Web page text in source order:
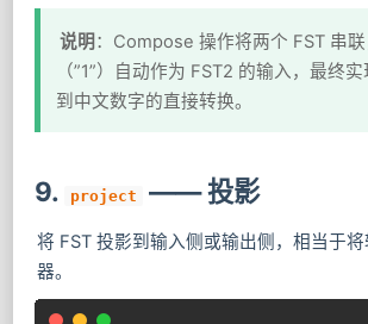
说明 ：Compose 操作将两个 FST 串联
（”1”）自动作为 FST2 的输入，最终
到中文数字的直接转换。
9. project —— 投影
将 FST 投影到输入侧或输出侧，相当于
器。